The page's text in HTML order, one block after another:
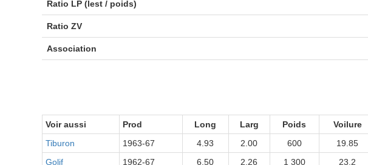
Ratio LP (lest / poids)
Ratio ZV
Association
Voir aussi Prod Long Larg Poids Voilure
Tiburon
1963-67 4.93 2.00 600 19.85
Golif
1962-67 6.50 2.26 1 300 23.2